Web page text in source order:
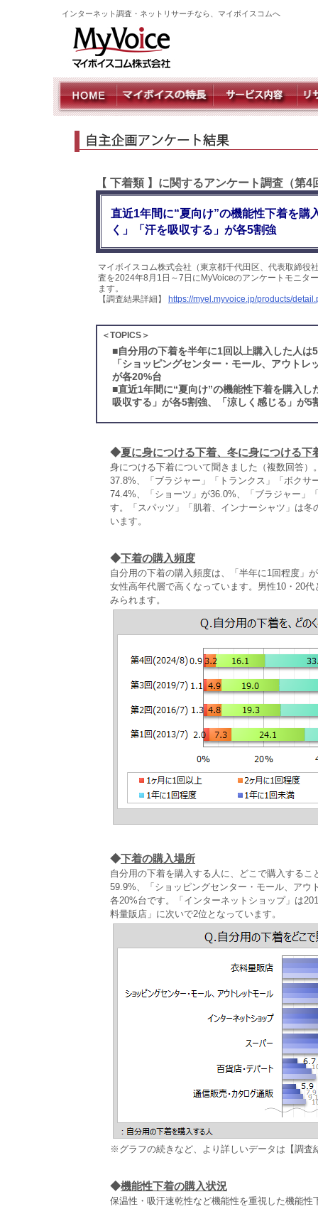
インターネット調査・ネットリサーチなら、マイボイスコムへ
【 下着類 】に関するアンケート調査（第4
直近1年間に“夏向け”の機能性下着を購
く」「汗を吸収する」が各5割強
マイボイスコム株式会社（東京都千代田区、代表取締
査を2024年8月1日～7日にMyVoiceのアンケートモニタ
ます。
【調査結果詳細】
https://myel.myvoice.jp/products/
＜TOPICS＞
■自分用の下着を半年に1回以上購入した人
「ショッピングセンター・モール、アウト
が各20%台
■直近1年間に“夏向け”の機能性下着を購入
吸収する」が各5割強、「涼しく感じる」が5
◆夏に身につける下着、冬に身につける下
身につける下着について聞きました（複数回答
37.8%、「ブラジャー」「トランクス」「ボク
74.4%、「ショーツ」が36.0%、「ブラジャー」
す。「スパッツ」「肌着、インナーシャツ」は
います。
◆下着の購入頻度
自分用の下着の購入頻度は、「半年に1回程度」
女性高年代層で高くなっています。男性10・20
みられます。
◆下着の購入場所
自分用の下着を購入する人に、どこで購入する
59.9%、「ショッピングセンター・モール、ア
各20%台です。「インターネットショップ」は
料量販店」に次いで2位となっています。
※グラフの続きなど、より詳しいデータは【調査
◆機能性下着の購入状況
保温性・吸汗速乾性など機能性を重視した機能